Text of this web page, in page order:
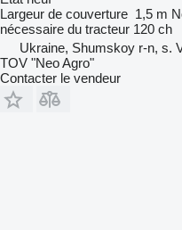
Largeur de couverture 1,5 m
nécessaire du tracteur 120 ch
Ukraine, Shumskoy r-n, s.
TOV "Neo Agro"
Contacter le vendeur